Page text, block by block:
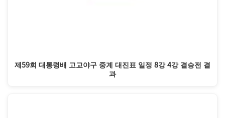
제59회 대통령배 고교야구 중계 대진표 일정 8강 4강 결승전 결
과